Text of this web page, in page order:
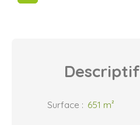
Descriptif
Surface : 651 m²